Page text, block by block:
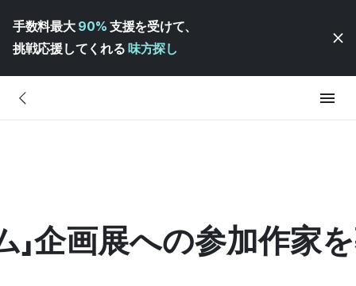
手数料最大 90% 支援を受けて、
挑戦応援してくれる 味方探し
」企画展への参加作家